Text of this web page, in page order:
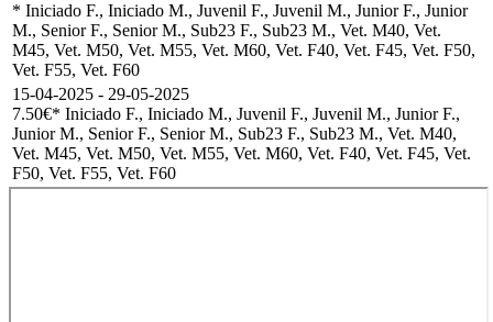
* Iniciado F., Iniciado M., Juvenil F., Juvenil M., Junior F., Junior
M., Senior F., Senior M., Sub23 F., Sub23 M., Vet. M40, Vet.
M45, Vet. M50, Vet. M55, Vet. M60, Vet. F40, Vet. F45, Vet. F50,
Vet. F55, Vet. F60
15-04-2025 - 29-05-2025
7.50€* Iniciado F., Iniciado M., Juvenil F., Juvenil M., Junior F.,
Junior M., Senior F., Senior M., Sub23 F., Sub23 M., Vet. M40,
Vet. M45, Vet. M50, Vet. M55, Vet. M60, Vet. F40, Vet. F45, Vet.
F50, Vet. F55, Vet. F60